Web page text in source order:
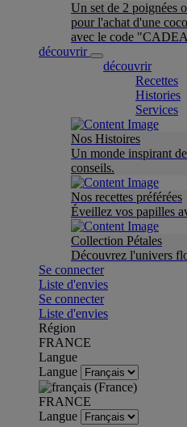
Un set de 2 poignées
pour l'achat d'une
avec le code
découvrir
découvrir
Recettes
Histories
Services
Nos Histoires
Un monde inspirant
conseils.
Nos recettes préférées
Éveillez vos papilles
Collection Pétales
Découvrez l'univers
Se connecter
Liste d'envies
Se connecter
Liste d'envies
Région
FRANCE
Langue
Langue
FRANCE
Langue